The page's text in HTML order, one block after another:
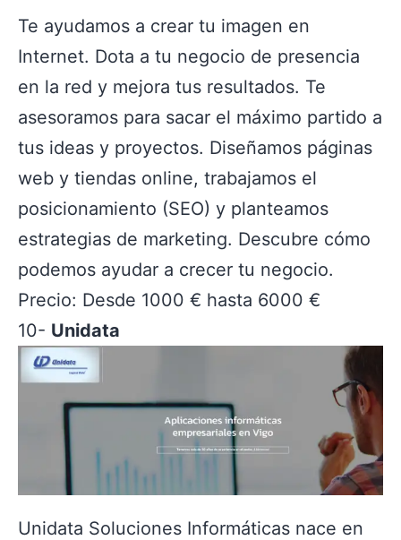
Te ayudamos a crear tu imagen en
Internet. Dota a tu negocio de presencia
en la red y mejora tus resultados. Te
asesoramos para sacar el máximo partido a
tus ideas y proyectos. Diseñamos páginas
web y tiendas online, trabajamos el
posicionamiento (SEO) y planteamos
estrategias de marketing. Descubre cómo
podemos ayudar a crecer tu negocio.
Precio: Desde 1000 € hasta 6000 €
10- Unidata
Unidata Soluciones Informáticas nace en